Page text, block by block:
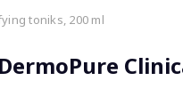
toniks, 200 ml
DermoPure